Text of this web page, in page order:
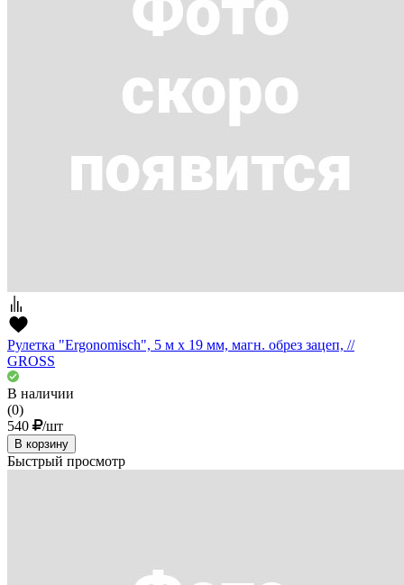
Рулетка "Ergonomisch", 5 м x 19 мм, магн. обрез зацеп, //
GROSS
В наличии
(0)
540
/шт
В корзину
Быстрый просмотр